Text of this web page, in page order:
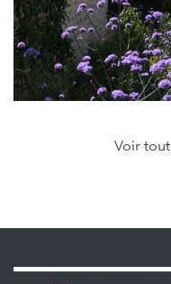
Voir